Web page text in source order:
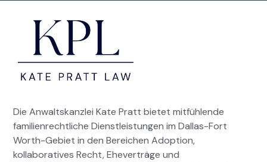
Die Anwaltskanzlei Kate Pratt bietet mitfühlende
familienrechtliche Dienstleistungen im Dallas-Fort
Worth-Gebiet in den Bereichen Adoption,
kollaboratives Recht, Eheverträge und